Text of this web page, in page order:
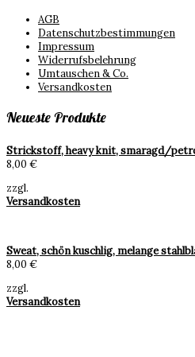
AGB
Datenschutzbestimmungen
Impressum
Widerrufsbelehrung
Umtauschen & Co.
Versandkosten
Neueste Produkte
Strickstoff, heavy knit, smaragd/
8,00 €
zzgl.
Versandkosten
Sweat, schön kuschlig, melange
8,00 €
zzgl.
Versandkosten